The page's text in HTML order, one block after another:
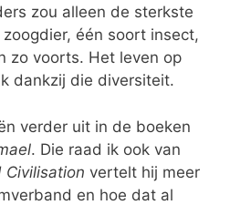
zou alleen de sterkste
één soort insect,
zo voorts. Het leven op
dankzij die diversiteit.
verder uit in de boeken
. Die raad ik ook van
Civilisation vertelt hij meer
en hoe dat al